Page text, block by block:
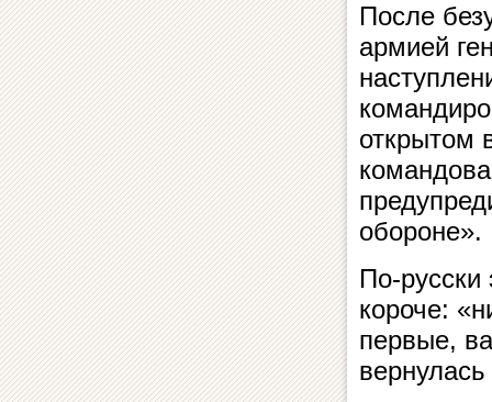
После
армией
открытом
обороне».
По-русски
короче:
первые,